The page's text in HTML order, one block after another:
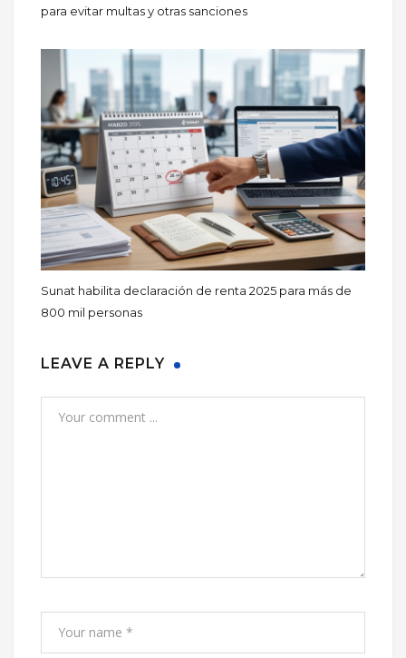
para evitar multas y otras sanciones
Sunat habilita declaración de renta 2025 para más de
800 mil personas
LEAVE A REPLY